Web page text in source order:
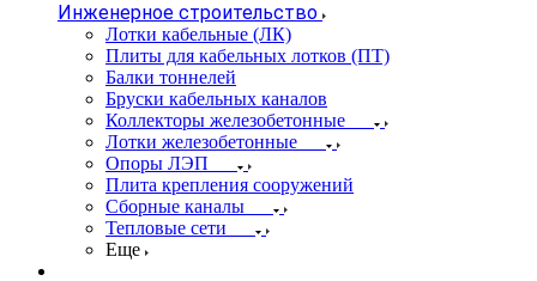
Инженерное строительство
Лотки кабельные (ЛК)
Плиты для кабельных лотков (ПТ)
Балки тоннелей
Бруски кабельных каналов
Коллекторы железобетонные
Лотки железобетонные
Опоры ЛЭП
Плита крепления сооружений
Сборные каналы
Тепловые сети
Еще